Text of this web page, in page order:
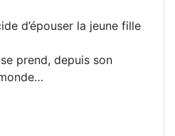
d’épouser la jeune fille
prend, depuis son